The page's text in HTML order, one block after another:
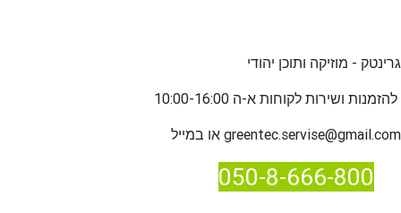
גרינטק - מוזיקה ותוכן יהודי
להזמנות ו
greentec.servise@gmail.com
050-8-666-800